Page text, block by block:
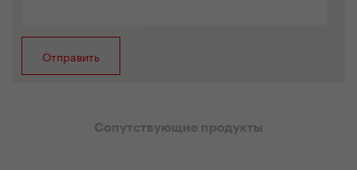
Сопутствующие продукты